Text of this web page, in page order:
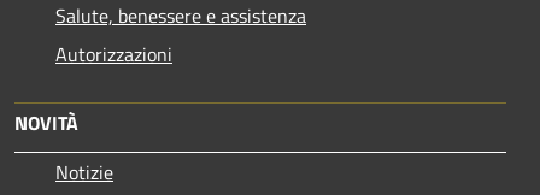
Salute, benessere e assistenza
Autorizzazioni
NOVITÀ
Notizie